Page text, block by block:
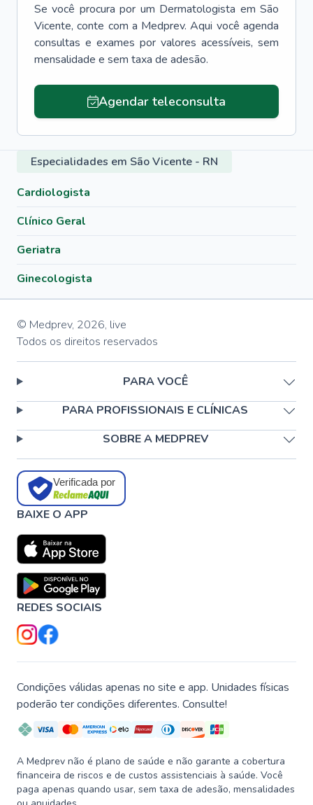
Se você procura por um Dermatologista em São
Vicente, conte com a Medprev. Aqui você agenda
consultas e exames por valores acessíveis, sem
mensalidade e sem taxa de adesão.
Agendar teleconsulta
Especialidades em São Vicente - RN
Cardiologista
Clínico Geral
Geriatra
Ginecologista
© Medprev, 2026, live
Todos os direitos reservados
PARA VOCÊ
PARA PROFISSIONAIS E CLÍNICAS
SOBRE A MEDPREV
Verificada por
BAIXE O APP
REDES SOCIAIS
Condições válidas apenas no site e app. Unidades físicas
poderão ter condições diferentes. Consulte!
A Medprev não é plano de saúde e não garante a cobertura
financeira de riscos e de custos assistenciais à saúde. Você
paga apenas quando usar, sem taxa de adesão, mensalidades